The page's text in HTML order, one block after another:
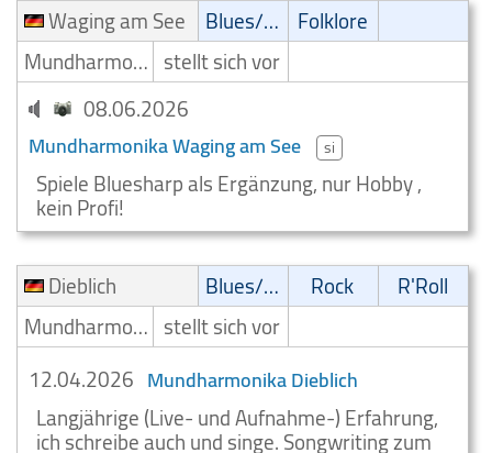
Waging am See
Blues/Swing Folklore
Mundharmonikaspieler stellt sich vor
08.06.2026
Mundharmonika Waging am See si
Spiele Bluesharp als Ergänzung, nur Hobby ,
kein Profi!
Dieblich
Blues/Swing Rock
R'Roll
Mundharmonikaspieler stellt sich vor
12.04.2026 Mundharmonika Dieblich
Langjährige (Live- und Aufnahme-) Erfahrung,
ich schreibe auch und singe. Songwriting zum